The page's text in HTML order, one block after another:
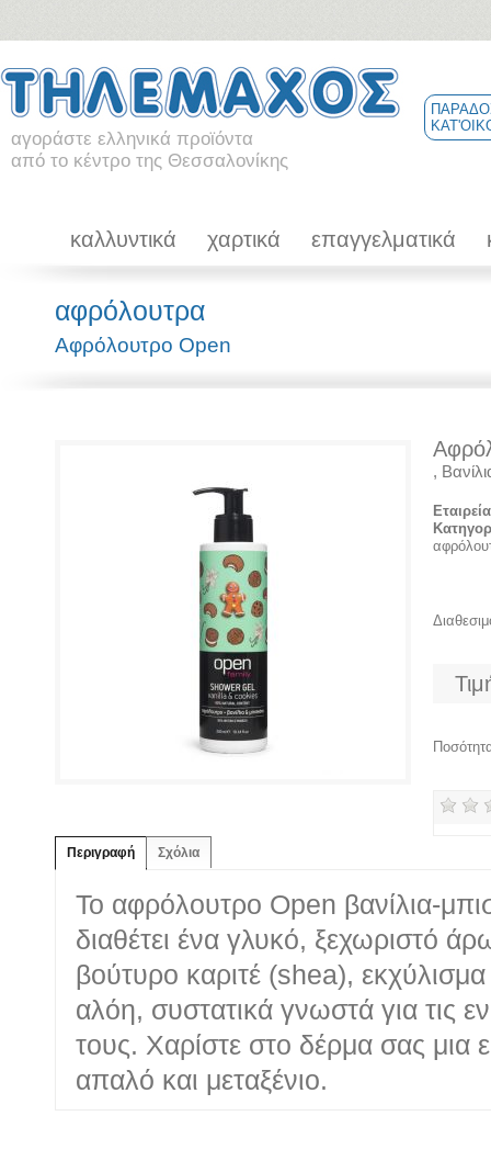
αγοράστε ελληνικά προϊόντα
από το κέντρο της Θεσσαλονίκης
καλλυντικά χαρτικά επαγγελματικά
αφρόλουτρα
Αφρόλουτρο Open
,
Περιγραφή Σχόλια
Το αφρόλουτρο Open βανίλια-
διαθέτει ένα γλυκό, ξεχωριστό
βούτυρο καριτέ (shea),
αλόη, συστατικά γνωστά για τις
τους. Χαρίστε στο δέρμα σας μια
απαλό και μεταξένιο.